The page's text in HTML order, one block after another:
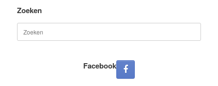
Zoeken
naar:
Facebook